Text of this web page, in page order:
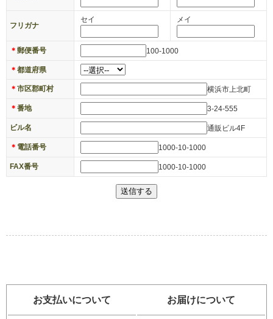
フリガナ
セイ メイ
＊ 郵便番号 100-1000
＊ 都道府県
＊ 市区郡町村 横浜市上北町
＊ 番地 3-24-555
ビル名 通販ビル4F
＊ 電話番号 1000-10-1000
FAX番号 1000-10-1000
お支払いについて お届けについて